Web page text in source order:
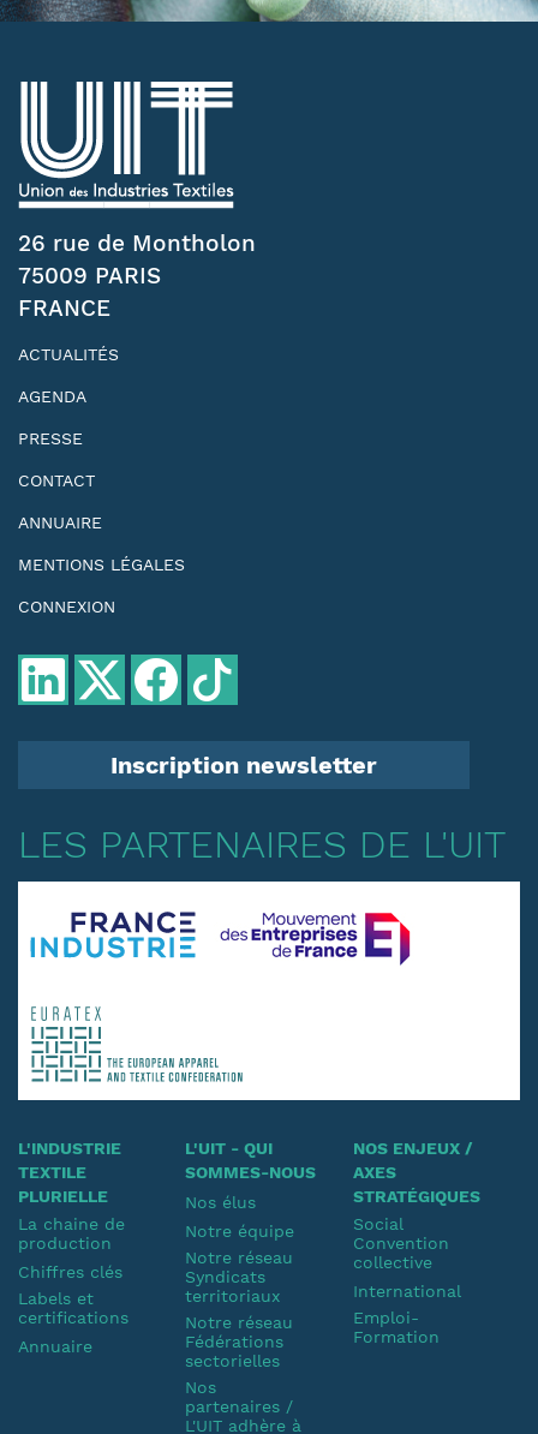
26 rue de Montholon
75009 PARIS
FRANCE
ACTUALITÉS
AGENDA
PRESSE
CONTACT
ANNUAIRE
MENTIONS LÉGALES
CONNEXION
Inscription newsletter
LES PARTENAIRES DE L'UIT
L'INDUSTRIE
TEXTILE
PLURIELLE
La chaine de
production
Chiffres clés
Labels et
certifications
Annuaire
L'UIT - QUI
SOMMES-NOUS
Nos élus
Notre équipe
Notre réseau
Syndicats
territoriaux
Notre réseau
Fédérations
sectorielles
Nos
partenaires /
L'UIT adhère à
NOS ENJEUX /
AXES
STRATÉGIQUES
Social
Convention
collective
International
Emploi-
Formation